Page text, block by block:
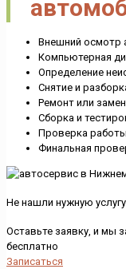
Внешний осмотр
Компьютерная
Определение
Снятие и
Ремонт или
Сборка и
Проверка работы
Финальная
Не нашли нужную
Оставьте заявку, и мы
бесплатно
Записаться